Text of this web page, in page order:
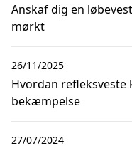
Anskaf dig en
mørkt
Hvordan
bekæmpelse
26/11/2025
27/07/2024